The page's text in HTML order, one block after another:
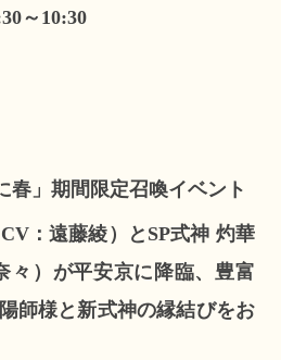
～10:30
春」期間限定召喚イベント
：遠藤綾）とSP式神 灼華
々）が平安京に降臨、豊富
師様と新式神の縁結びをお